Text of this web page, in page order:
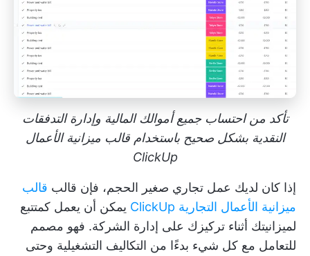
تأكد من احتساب جميع أموالك المالية وإدارة التدفقات
النقدية بشكل صحيح باستخدام قالب ميزانية الأعمال
ClickUp
إذا كان لديك عمل تجاري صغير الحجم، فإن قالب قالب
ميزانية الأعمال التجارية ClickUp
يمكن أن يعمل كمتتبع
لميزانيتك أثناء تركيزك على إدارة الشركة. فهو مصمم
للتعامل مع كل شيء بدءًا من التكاليف التشغيلية وحتى